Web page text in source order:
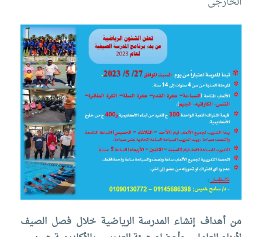
معنا
من أهداف إنشاء المدرسة الرياضية خلال فصل الصيف